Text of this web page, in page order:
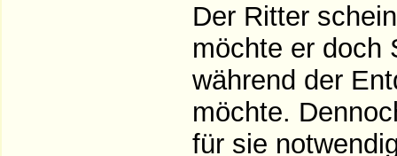
Der Ritter
möchte er doch
während der
möchte.
für sie